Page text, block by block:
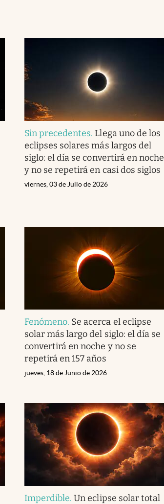
Sin precedentes. Llega uno de los
eclipses solares más largos del
siglo: el día se convertirá en noche
y no se repetirá en casi dos siglos
viernes, 03 de Julio de 2026
Fenómeno. Se acerca el eclipse
solar más largo del siglo: el día se
convertirá en noche y no se
repetirá en 157 años
jueves, 18 de Junio de 2026
Imperdible.Un eclipse solar total